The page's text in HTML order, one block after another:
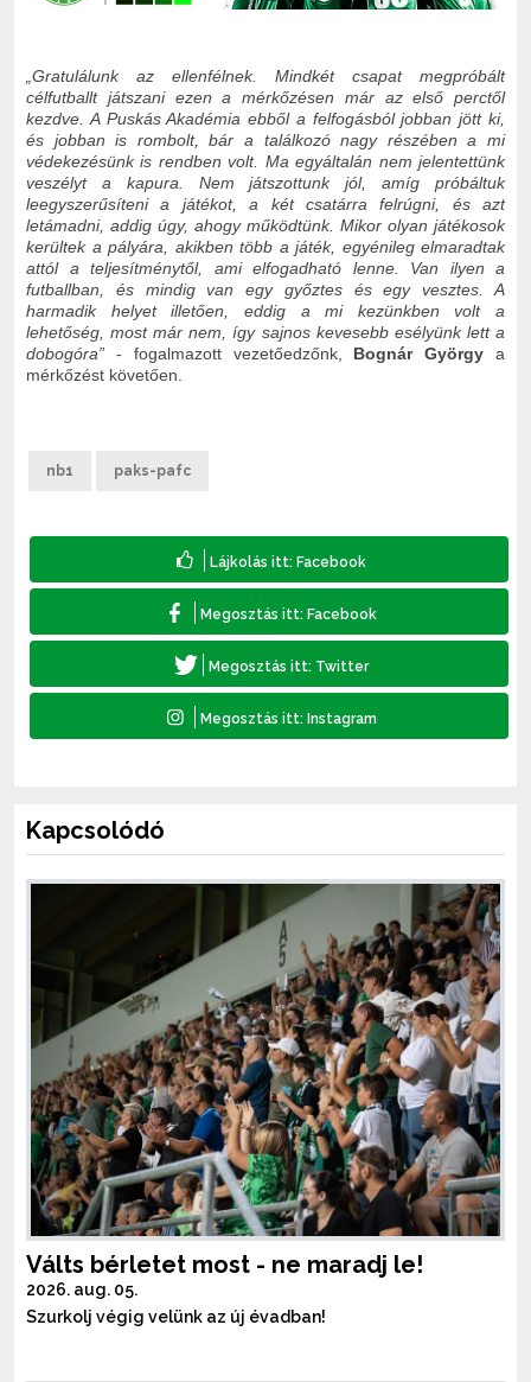
„Gratulálunk az ellenfélnek. Mindkét csapat megpróbált
célfutballt játszani ezen a mérkőzésen már az első perctől
kezdve. A Puskás Akadémia ebből a felfogásból jobban jött ki,
és jobban is rombolt, bár a találkozó nagy részében a mi
védekezésünk is rendben volt. Ma egyáltalán nem jelentettünk
veszélyt a kapura. Nem játszottunk jól, amíg próbáltuk
leegyszerűsíteni a játékot, a két csatárra felrúgni, és azt
letámadni, addig úgy, ahogy működtünk. Mikor olyan játékosok
kerültek a pályára, akikben több a játék, egyénileg elmaradtak
attól a teljesítménytől, ami elfogadható lenne. Van ilyen a
futballban, és mindig van egy győztes és egy vesztes. A
harmadik helyet illetően, eddig a mi kezünkben volt a
lehetőség, most már nem, így sajnos kevesebb esélyünk lett a
dobogóra” - fogalmazott vezetőedzőnk, Bognár György a
mérkőzést követően.
nb1 paks-pafc
Kapcsolódó
Válts bérletet most - ne maradj le!
2026. aug. 05.
Szurkolj végig velünk az új évadban!